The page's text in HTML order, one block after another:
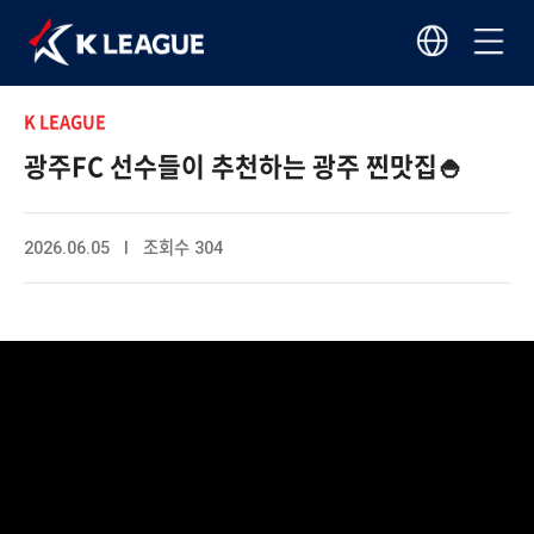
K LEAGUE
광주FC 선수들이 추천하는 광주 찐맛집🍚
2026.06.05 I 조회수 304